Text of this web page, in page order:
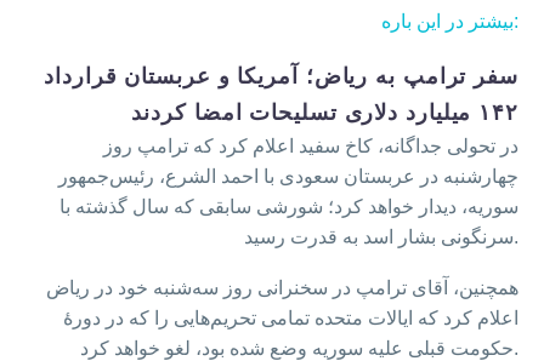
بیشتر در این باره:
سفر ترامپ به ریاض؛ آمریکا و عربستان قرارداد
۱۴۲ میلیارد دلاری تسلیحات امضا کردند
در تحولی جداگانه، کاخ سفید اعلام کرد که ترامپ روز
چهارشنبه در عربستان سعودی با احمد الشرع، رئیس‌جمهور
سوریه، دیدار خواهد کرد؛ شورشی سابقی که سال گذشته با
سرنگونی بشار اسد به قدرت رسید.
همچنین، آقای ترامپ در سخنرانی روز سه‌شنبه خود در ریاض
اعلام کرد که ایالات متحده تمامی تحریم‌هایی را که در دورهٔ
حکومت قبلی علیه سوریه وضع شده بود، لغو خواهد کرد.